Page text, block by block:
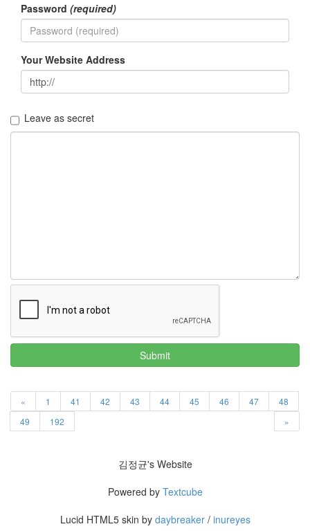
Password (required)
Your Website Address
Leave as secret
Submit
« 1 41 42 43 44 45 46 47
48
49
192 »
김정균's Website
Powered by Textcube
Lucid HTML5 skin by daybreaker/ inureyes